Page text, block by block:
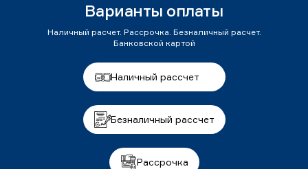
Варианты оплаты
Наличный расчет. Рассрочка. Безналичный расчет.
Банковской картой
Наличный рассчет
Безналичный рассчет
Рассрочка